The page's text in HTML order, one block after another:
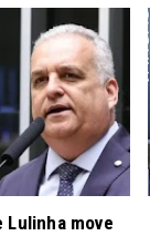
Lulinha move